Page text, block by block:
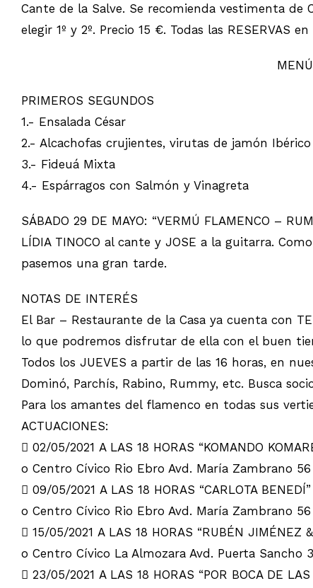
Cante de la Salve. Se recomienda vestimenta de
elegir 1º y 2º. Precio 15 €. Todas las RESERVAS
PRIMEROS SEGUNDOS
1.- Ensalada César 5.-
2.- Alcachofas crujientes, virutas de jamón
3.- Fideuá Mixta 7.- Pez
4.- Espárragos con Salmón y
SÁBADO 29 DE MAYO: “VERMÚ FLAMENCO –
LÍDIA TINOCO al cante y JOSE a la guitarra.
pasemos una gran tarde.
NOTAS DE INTERÉS
El Bar – Restaurante de la Casa ya cuenta con
lo que podremos disfrutar de ella con el buen
Todos los JUEVES a partir de las 16 horas, en
Dominó, Parchís, Rabino, Rummy, etc. Busca
Para los amantes del flamenco en todas sus
ACTUACIONES:
 02/05/2021 A LAS 18 HORAS “KOMANDO
o Centro Cívico Rio Ebro Avd. María Zambrano 56
 09/05/2021 A LAS 18 HORAS “CARLOTA
o Centro Cívico Rio Ebro Avd. María Zambrano 56
 15/05/2021 A LAS 18 HORAS “RUBÉN JIMÉNEZ
o Centro Cívico La Almozara Avd. Puerta Sancho
 23/05/2021 A LAS 18 HORAS “POR BOCA DE